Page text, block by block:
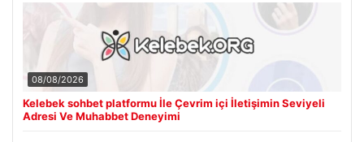
08/08/2026
Kelebek sohbet platformu İle Çevrim içi İletişimin Seviyeli
Adresi Ve Muhabbet Deneyimi